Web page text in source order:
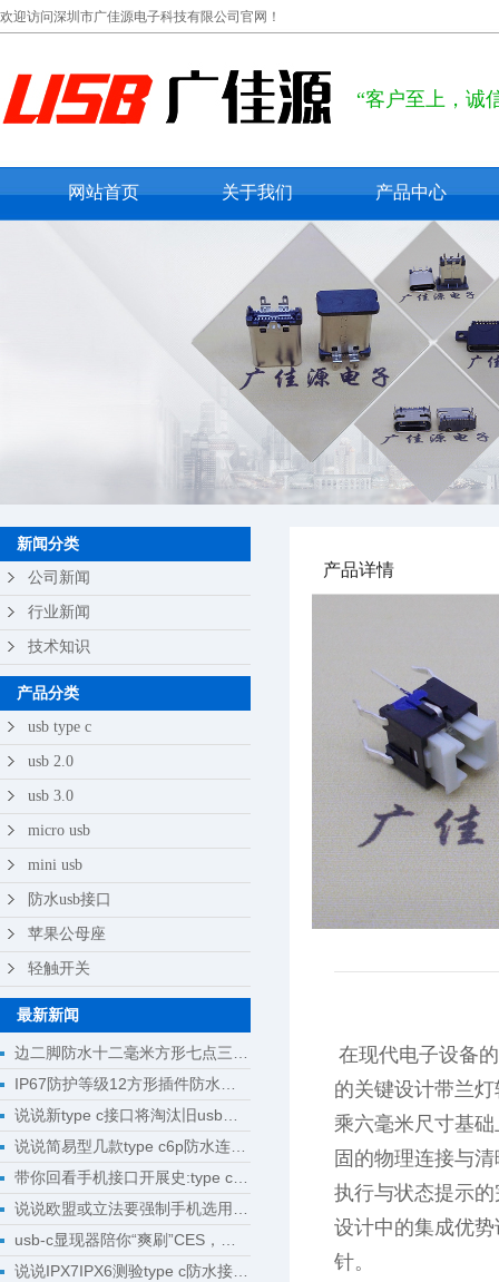
欢迎访问深圳市广佳源电子科技有限公司官网！
“客户至上，诚
网站首页 关于我们
公司概况
联系我们
在线留言
产品中心
usb type c
usb 2.0
usb 3.0
micro usb
mini usb
防水usb接口
轻触开关
新闻分类
公司新闻
行业新闻
技术知识
产品分类
usb type c
usb 2.0
usb 3.0
micro usb
mini usb
防水usb接口
苹果公母座
轻触开关
最新新闻
边二脚防水十二毫米方形七点三毫米高紧凑型轻触开关设计选型
IP67防护等级12方形插件防水轻触开关10.0高设计选型指南
说说新type c接口将淘汰旧usb接口成为回忆
说说简易型几款type c6p防水连接器母座规格尺寸
带你回看手机接口开展史:type c将完成大一统
说说欧盟或立法要强制手机选用type c接口
usb-c显现器陪你“爽刷”CES，明晰解锁新科技
说说IPX7IPX6测验type c防水接口测验计划
产品详情
在现代电子设备
的关键设计带兰
乘六毫米尺寸基
固的物理连接与
执行与状态提示
设计中的集成优
针。